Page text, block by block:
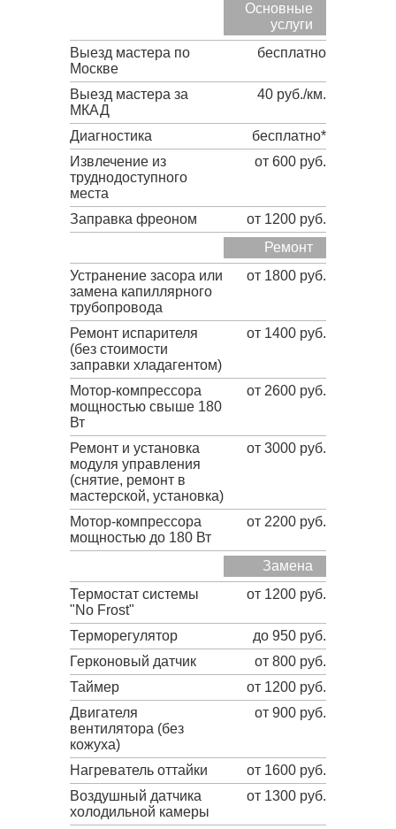
Основные
услуги
Выезд мастера по
Москве
бесплатно
Выезд мастера за
МКАД
40 руб./км.
Диагностика
бесплатно*
Извлечение из
труднодоступного
места
от 600 руб.
Заправка фреоном
от 1200 руб.
Ремонт
Устранение засора или
замена капиллярного
трубопровода
от 1800 руб.
Ремонт испарителя
(без стоимости
заправки хладагентом)
от 1400 руб.
Мотор-компрессора
мощностью свыше 180
Вт
от 2600 руб.
Ремонт и установка
модуля управления
(снятие, ремонт в
мастерской, установка)
от 3000 руб.
Мотор-компрессора
мощностью до 180 Вт
от 2200 руб.
Замена
Термостат системы
"No Frost"
от 1200 руб.
Терморегулятор
до 950 руб.
Герконовый датчик
от 800 руб.
Таймер
от 1200 руб.
Двигателя
вентилятора (без
кожуха)
от 900 руб.
Нагреватель оттайки
от 1600 руб.
Воздушный датчика
холодильной камеры
от 1300 руб.